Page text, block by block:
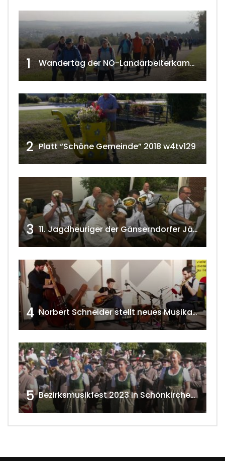
1 Wandertag der NÖ-Landarbeiterkammer in Hollabrunn 2024
2 Platt “Schöne Gemeinde” 2018 w4tv129
3 11. Jagdheuriger der Gänserndorfer Jäger 2020 w4tv166
4 Norbert Schneider stellt neues Musikalbum vor 2020 w4tv168
5 Bezirksmusikfest 2023 in Schönkirchen-Reyersdorf